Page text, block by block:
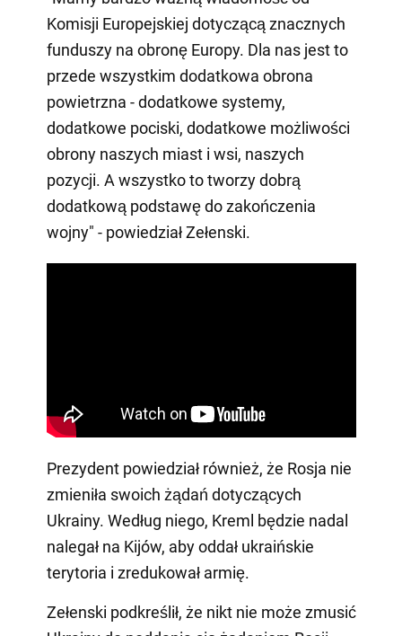
Komisji Europejskiej dotyczącą znacznych
funduszy na obronę Europy. Dla nas jest to
przede wszystkim dodatkowa obrona
powietrzna - dodatkowe systemy,
dodatkowe pociski, dodatkowe możliwości
obrony naszych miast i wsi, naszych
pozycji. A wszystko to tworzy dobrą
dodatkową podstawę do zakończenia
wojny" - powiedział Zełenski.
Prezydent powiedział również, że Rosja nie
zmieniła swoich żądań dotyczących
Ukrainy. Według niego, Kreml będzie nadal
nalegał na Kijów, aby oddał ukraińskie
terytoria i zredukował armię.
Zełenski podkreślił, że nikt nie może zmusić